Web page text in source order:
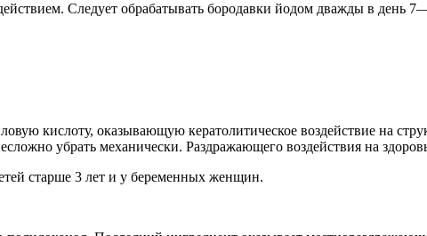
Следует обрабатывать бородавки йодом дважды в день
кислоту, оказывающую кератолитическое воздействие на
убрать механически. Раздражающего воздействия на
старше 3 лет и у беременных женщин.